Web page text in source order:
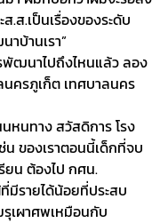
ส.เป็นเรื่องของระดับ
บ้านเรา”
ฒนาไปถึงไหนแล้ว ลอง
ครภูเก็ต เทศบาลนคร
หนทาง สวัสดิการ โรง
น ของเราตอนนี้เด็กที่จบ
ยน ต้องไป กศน.
มีรายได้น้อยที่ประสบ
รุเผาศพเหมือนกับ